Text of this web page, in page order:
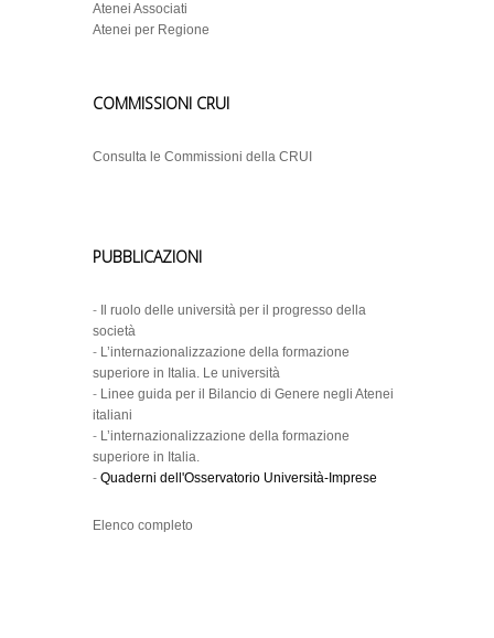
Atenei Associati
Atenei per Regione
COMMISSIONI CRUI
Consulta le Commissioni della CRUI
PUBBLICAZIONI
-
Il ruolo delle università per il progresso della
società
- L’internazionalizzazione della formazione
superiore in Italia. Le università
- Linee guida per il Bilancio di Genere negli Atenei
italiani
- L’internazionalizzazione della formazione
superiore in Italia.
- Quaderni dell'Osservatorio Università-Imprese
Elenco completo